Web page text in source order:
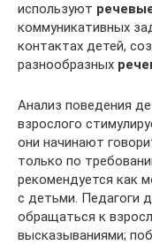
используют
коммуникативных
контактах детей,
разнообразных
Анализ поведения
взрослого
они начинают
только по
рекомендуется как
с детьми. Педагоги
обращаться к
высказываниями;